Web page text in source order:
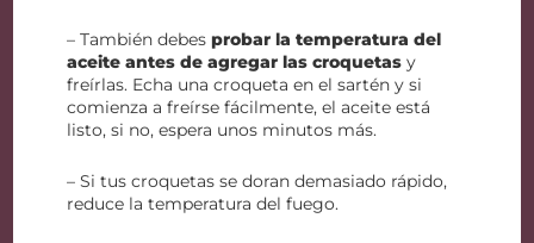
– También debesprobar la temperatura del
aceite antes de agregar las croquetas y
freírlas. Echa una croqueta en el sartén y si
comienza a freírse fácilmente, el aceite está
listo, si no, espera unos minutos más.
– Si tus croquetas se doran demasiado rápido,
reduce la temperatura del fuego.